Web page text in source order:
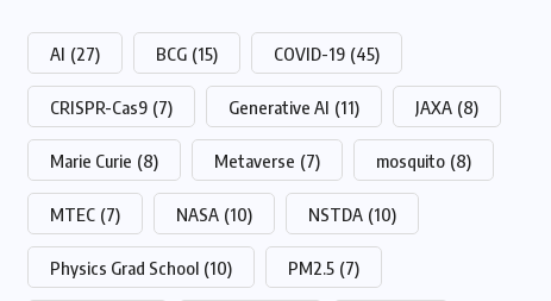
AI (27) BCG (15) COVID-19 (45)
CRISPR-Cas9 (7) Generative AI (11) JAXA (8)
Marie Curie (8) Metaverse (7) mosquito (8)
MTEC (7) NASA (10) NSTDA (10)
Physics Grad School (10) PM2.5 (7)